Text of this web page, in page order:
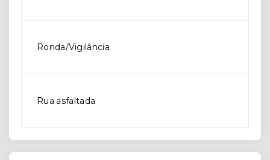
Ronda/Vigilância
Rua asfaltada